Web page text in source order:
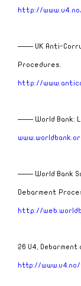
http://
—— UK Anti-
Procedures.
http://
—— World Bank:
—— World Bank
Debarment
http://
26 U4,
http://